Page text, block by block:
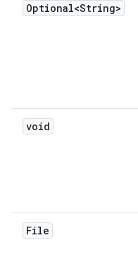
Optional<String>
void
File